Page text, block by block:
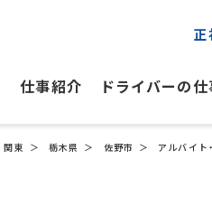
仕事紹介 ドライバーの仕
関東 栃木県 佐野市 アルバイト